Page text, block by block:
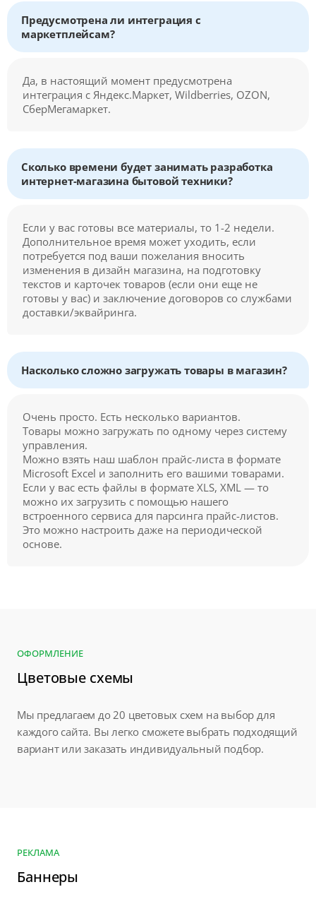
Предусмотрена ли интеграция с
маркетплейсам?
Да, в настоящий момент предусмотрена
интеграция с Яндекс.Маркет, Wildberries, OZON,
СберМегамаркет.
Сколько времени будет занимать разработка
интернет-магазина бытовой техники?
Если у вас готовы все материалы, то 1-2 недели.
Дополнительное время может уходить, если
потребуется под ваши пожелания вносить
изменения в дизайн магазина, на подготовку
текстов и карточек товаров (если они еще не
готовы у вас) и заключение договоров со службами
доставки/эквайринга.
Насколько сложно загружать товары в магазин?
Очень просто. Есть несколько вариантов.
Товары можно загружать по одному через систему
управления.
Можно взять наш шаблон прайс-листа в формате
Microsoft Excel и заполнить его вашими товарами.
Если у вас есть файлы в формате XLS, XML — то
можно их загрузить с помощью нашего
встроенного сервиса для парсинга прайс-листов.
Это можно настроить даже на периодической
основе.
ОФОРМЛЕНИЕ
Цветовые схемы
Мы предлагаем до 20 цветовых схем на выбор для
каждого сайта. Вы легко сможете выбрать подходящий
вариант или заказать индивидуальный подбор.
РЕКЛАМА
Баннеры